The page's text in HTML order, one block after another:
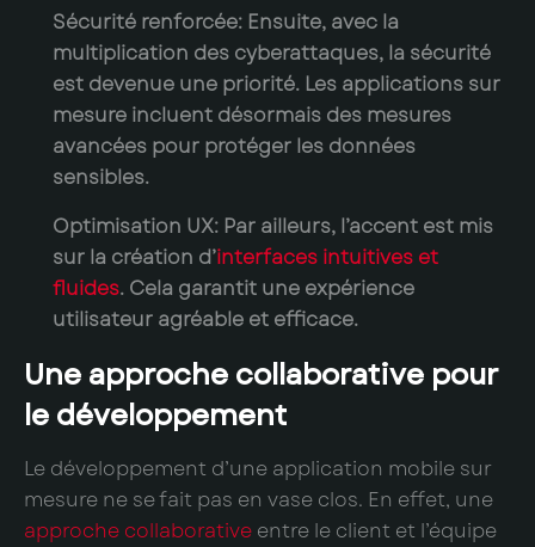
Sécurité renforcée: Ensuite, avec la
multiplication des cyberattaques, la sécurité
est devenue une priorité. Les applications sur
mesure incluent désormais des mesures
avancées pour protéger les données
sensibles.
Optimisation UX: Par ailleurs, l’accent est mis
sur la création d’interfaces intuitives et
fluides. Cela garantit une expérience
utilisateur agréable et efficace.
Une approche collaborative pour
le développement
Le développement d’une application mobile sur
mesure ne se fait pas en vase clos. En effet, une
approche collaborative entre le client et l’équipe